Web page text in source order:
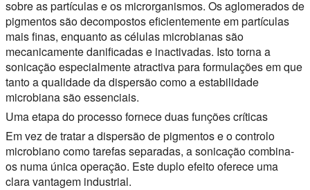
sobre as partículas e os microrganismos. Os aglomerados de
pigmentos são decompostos eficientemente em partículas
mais finas, enquanto as células microbianas são
mecanicamente danificadas e inactivadas. Isto torna a
sonicação especialmente atractiva para formulações em que
tanto a qualidade da dispersão como a estabilidade
microbiana são essenciais.
Uma etapa do processo fornece duas funções críticas
Em vez de tratar a dispersão de pigmentos e o controlo
microbiano como tarefas separadas, a sonicação combina-
os numa única operação. Este duplo efeito oferece uma
clara vantagem industrial.